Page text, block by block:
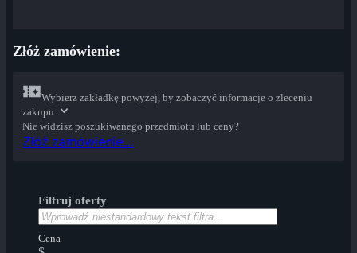
Złóż zamówienie:
Wybierz zakładkę powyżej, by zobaczyć informacje o zleceniu
zakupu.
Nie widzisz poszukiwanego przedmiotu lub ceny?
Złóż zamówienie…
Filtruj oferty
Cena